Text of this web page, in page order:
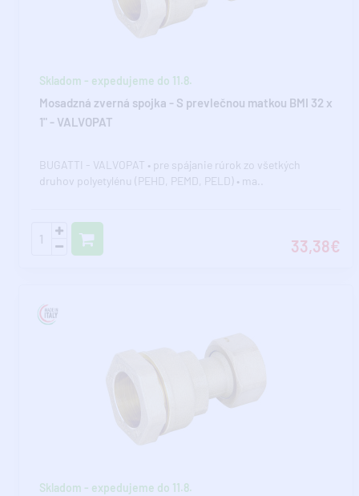
Skladom - expedujeme do 11.8.
Mosadzná zverná spojka - S prevlečnou matkou BMI 32 x
1" - VALVOPAT
BUGATTI - VALVOPAT • pre spájanie rúrok zo všetkých
druhov polyetylénu (PEHD, PEMD, PELD) • ma..
33,38€
Skladom - expedujeme do 11.8.